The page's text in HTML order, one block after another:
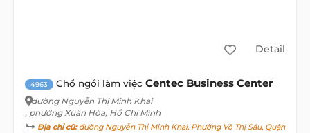
Detail
4963 Chổ ngồi làm việc Centec Business Center
đường Nguyễn Thị Minh Khai
, phường Xuân Hòa, Hồ Chí Minh
Địa chỉ cũ:đường Nguyễn Thị Minh Khai, Phường Võ Thị Sáu, Quận